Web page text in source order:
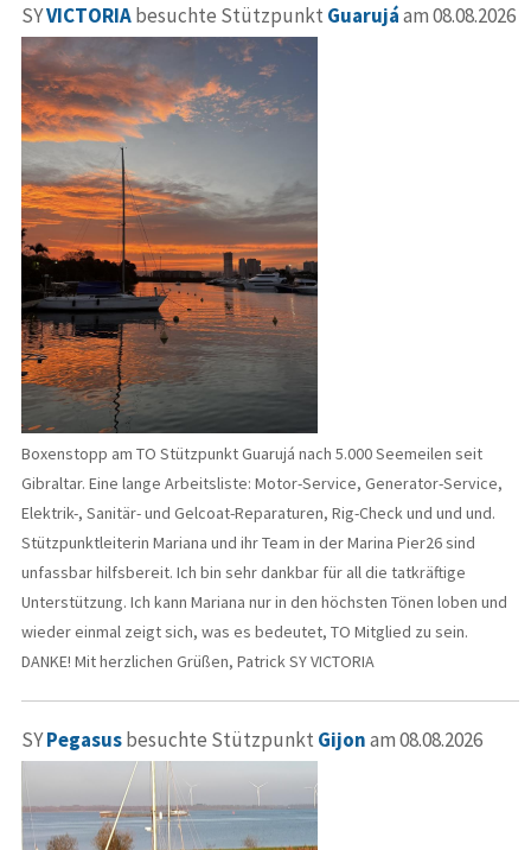
SYVICTORIAbesuchte Stützpunkt Guarujáam 08.08.2026
Boxenstopp am TO Stützpunkt Guarujá nach 5.000 Seemeilen seit
Gibraltar. Eine lange Arbeitsliste: Motor-Service, Generator-Service,
Elektrik-, Sanitär- und Gelcoat-Reparaturen, Rig-Check und und und.
Stützpunktleiterin Mariana und ihr Team in der Marina Pier26 sind
unfassbar hilfsbereit. Ich bin sehr dankbar für all die tatkräftige
Unterstützung. Ich kann Mariana nur in den höchsten Tönen loben und
wieder einmal zeigt sich, was es bedeutet, TO Mitglied zu sein.
DANKE! Mit herzlichen Grüßen, Patrick SY VICTORIA
SYPegasusbesuchte Stützpunkt Gijonam 08.08.2026